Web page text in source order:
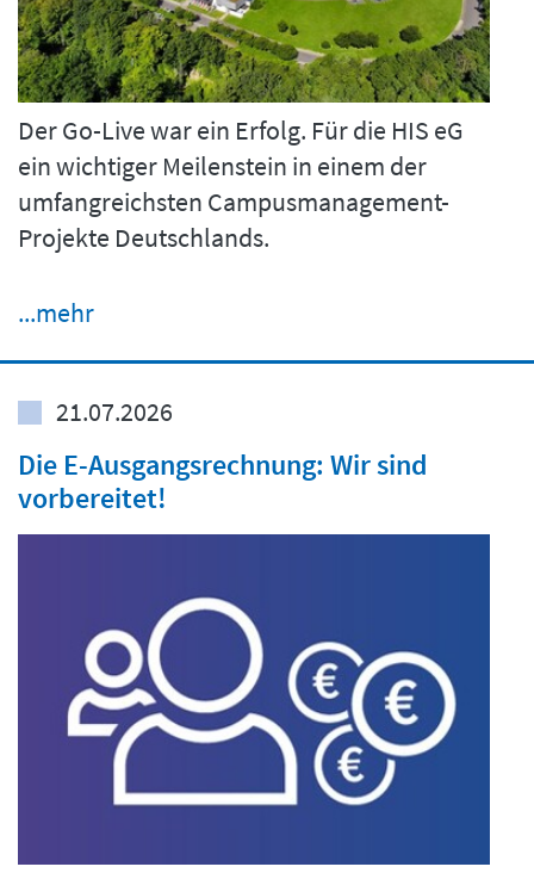
Der Go-Live war ein Erfolg. Für die HIS eG
ein wichtiger Meilenstein in einem der
umfangreichsten Campusmanagement-
Projekte Deutschlands.
...mehr
21.07.2026
Die E-Ausgangsrechnung: Wir sind
vorbereitet!